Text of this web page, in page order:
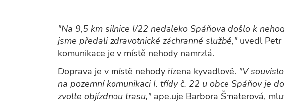
"Na 9,5 km silnice I/22 nedaleko Spáňova došlo k
jsme předali zdravotnické záchranné službě," uvedl Petr
komunikace je v místě nehody namrzlá.
Doprava je v místě nehody řízena kyvadlově. "V
na pozemní komunikaci I. třídy č. 22 u obce Spáňov je
zvolte objízdnou trasu," apeluje Barbora Šmaterová,